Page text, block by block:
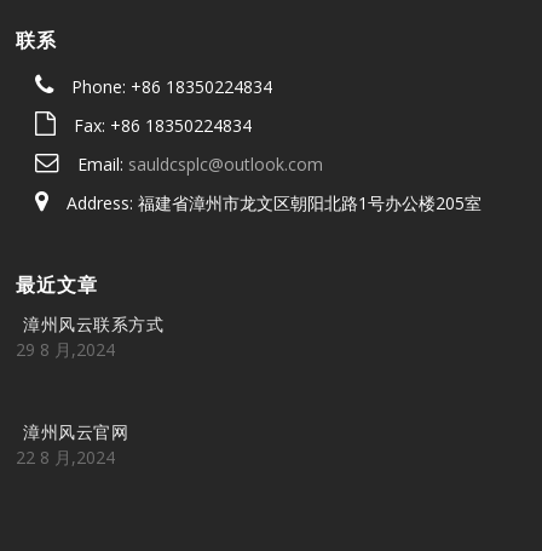
联系
Phone: +86 18350224834
Fax: +86 18350224834
Email: sauldcsplc@outlook.com
Address: 福建省漳州市龙文区朝阳北路1号办公楼205室
最近文章
漳州风云联系方式
29 8 月,2024
漳州风云官网
22 8 月,2024